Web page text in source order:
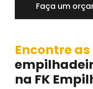
Faça um
Encontre
na FK